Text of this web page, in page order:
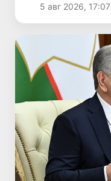
5 авг 2026, 17:07